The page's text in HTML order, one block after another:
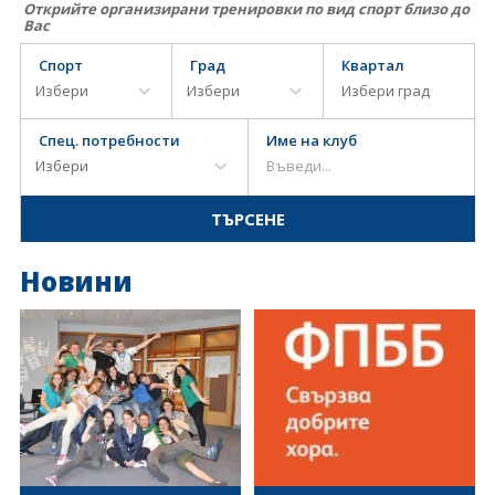
Открийте организирани тренировки по вид спорт близо до
Вас
Спорт
Град Квартал
Спец. потребности Име на клуб
Новини